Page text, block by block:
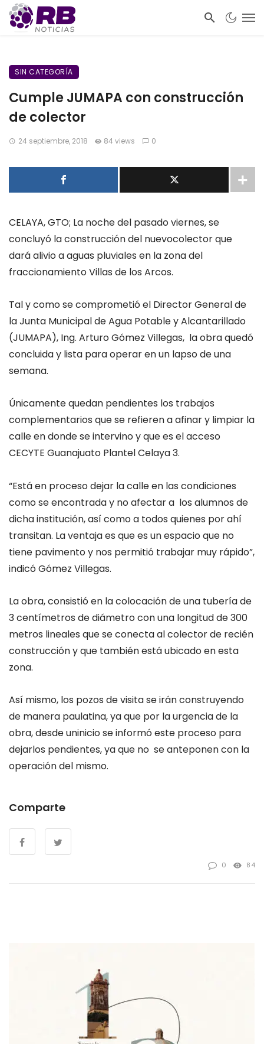
SIN CATEGORÍA
Cumple JUMAPA con construcción
de colector
24 septiembre, 2018 84 views 0
CELAYA, GTO; La noche del pasado viernes, se
concluyó la construcción del nuevocolector que
dará alivio a aguas pluviales en la zona del
fraccionamiento Villas de los Arcos.
Tal y como se comprometió el Director General de
la Junta Municipal de Agua Potable y Alcantarillado
(JUMAPA), Ing. Arturo Gómez Villegas, la obra quedó
concluida y lista para operar en un lapso de una
semana.
Únicamente quedan pendientes los trabajos
complementarios que se refieren a afinar y limpiar la
calle en donde se intervino y que es el acceso
CECYTE Guanajuato Plantel Celaya 3.
“Está en proceso dejar la calle en las condiciones
como se encontrada y no afectar a los alumnos de
dicha institución, así como a todos quienes por ahí
transitan. La ventaja es que es un espacio que no
tiene pavimento y nos permitió trabajar muy rápido”,
indicó Gómez Villegas.
La obra, consistió en la colocación de una tubería de
3 centímetros de diámetro con una longitud de 300
metros lineales que se conecta al colector de recién
construcción y que también está ubicado en esta
zona.
Así mismo, los pozos de visita se irán construyendo
de manera paulatina, ya que por la urgencia de la
obra, desde uninicio se informó este proceso para
dejarlos pendientes, ya que no se anteponen con la
operación del mismo.
Comparte
0 84